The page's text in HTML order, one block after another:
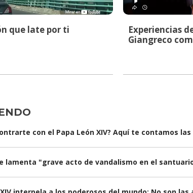
que late por ti
Experiencias
Giangreco
con el Papa León XIV? Aquí te contamos
lamenta "grave acto de vandalismo en el